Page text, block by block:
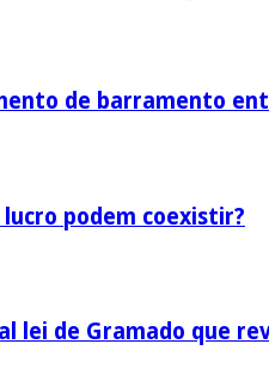
de barramento
podem coexistir?
lei de Gramado que